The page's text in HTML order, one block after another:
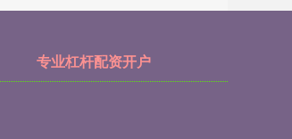
专业杠杆配资开户